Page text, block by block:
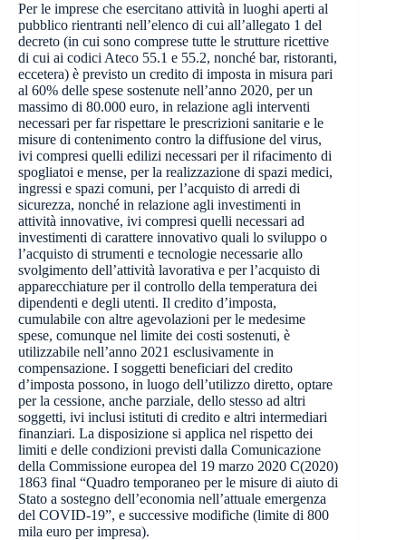
Per le imprese che esercitano attività in luoghi aperti al
pubblico rientranti nell’elenco di cui all’allegato 1 del
decreto (in cui sono comprese tutte le strutture ricettive
di cui ai codici Ateco 55.1 e 55.2, nonché bar, ristoranti,
eccetera) è previsto un credito di imposta in misura pari
al 60% delle spese sostenute nell’anno 2020, per un
massimo di 80.000 euro, in relazione agli interventi
necessari per far rispettare le prescrizioni sanitarie e le
misure di contenimento contro la diffusione del virus,
ivi compresi quelli edilizi necessari per il rifacimento di
spogliatoi e mense, per la realizzazione di spazi medici,
ingressi e spazi comuni, per l’acquisto di arredi di
sicurezza, nonché in relazione agli investimenti in
attività innovative, ivi compresi quelli necessari ad
investimenti di carattere innovativo quali lo sviluppo o
l’acquisto di strumenti e tecnologie necessarie allo
svolgimento dell’attività lavorativa e per l’acquisto di
apparecchiature per il controllo della temperatura dei
dipendenti e degli utenti. Il credito d’imposta,
cumulabile con altre agevolazioni per le medesime
spese, comunque nel limite dei costi sostenuti, è
utilizzabile nell’anno 2021 esclusivamente in
compensazione. I soggetti beneficiari del credito
d’imposta possono, in luogo dell’utilizzo diretto, optare
per la cessione, anche parziale, dello stesso ad altri
soggetti, ivi inclusi istituti di credito e altri intermediari
finanziari. La disposizione si applica nel rispetto dei
limiti e delle condizioni previsti dalla Comunicazione
della Commissione europea del 19 marzo 2020 C(2020)
1863 final “Quadro temporaneo per le misure di aiuto di
Stato a sostegno dell’economia nell’attuale emergenza
del COVID-19”, e successive modifiche (limite di 800
mila euro per impresa).